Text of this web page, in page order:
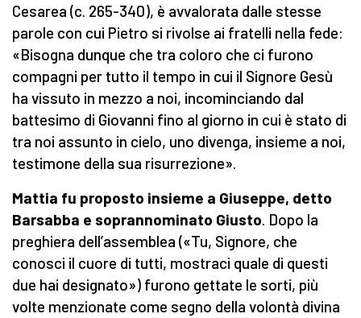
Cesarea (c. 265-340), è avvalorata dalle stesse
parole con cui Pietro si rivolse ai fratelli nella fede:
«Bisogna dunque che tra coloro che ci furono
compagni per tutto il tempo in cui il Signore Gesù
ha vissuto in mezzo a noi, incominciando dal
battesimo di Giovanni fino al giorno in cui è stato di
tra noi assunto in cielo, uno divenga, insieme a noi,
testimone della sua risurrezione».
Mattia fu proposto insieme a Giuseppe, detto
Barsabba e soprannominato Giusto. Dopo la
preghiera dell’assemblea («Tu, Signore, che
conosci il cuore di tutti, mostraci quale di questi
due hai designato») furono gettate le sorti, più
volte menzionate come segno della volontà divina